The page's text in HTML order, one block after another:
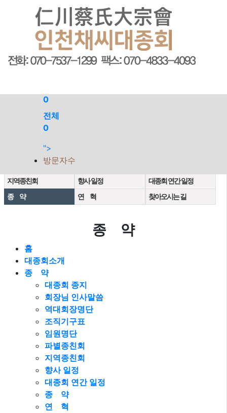
회원가입
로그인
오늘
0
어제
0
전체
0
">
방문자수
조직기구표
지역종친회
향사 일정
대종회 연간 일정
종 약
연 혁 찾아오시는 길
종 약
홈
대종회소개
종 약
대종회 종지
회장님 인사말씀
역대회장명단
조직기구표
임원명단
파별종친회
지역종친회
향사 일정
대종회 연간 일정
종 약
연 혁